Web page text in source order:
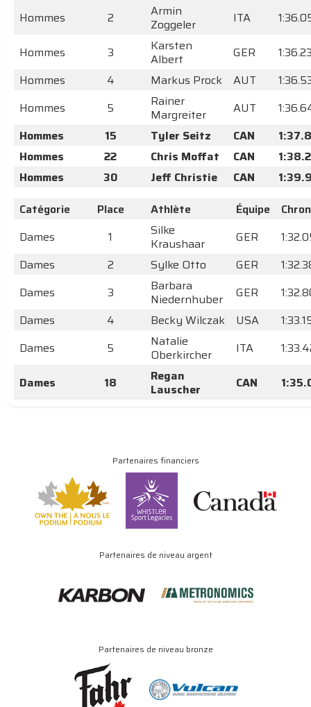
Hommes
2
Armin
Zoggeler
ITA
Hommes
3
Karsten
Albert
GER
Hommes
4 Markus Prock AUT
Hommes
5
Rainer
Margreiter
AUT
Hommes
15 Tyler Seitz CAN
Hommes
22 Chris Moffat CAN
Hommes
30 Jeff Christie CAN
Catégorie
Place Athlète Équipe
Dames
1
Silke
Kraushaar
GER
Dames
2 Sylke Otto GER
Dames
3
Barbara
Niedernhuber
GER
Dames
4 Becky Wilczak USA
Dames
5
Natalie
Oberkircher
ITA
Dames
18
Regan
Lauscher
CAN
Partenaires financiers
Partenaires de niveau argent
Partenaires de niveau bronze